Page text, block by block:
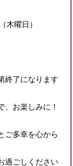
木曜日）
終了になります
、お楽しみに！
ご多幸を心から
過ごしください